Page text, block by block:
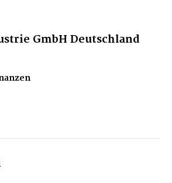
GmbH Deutschland